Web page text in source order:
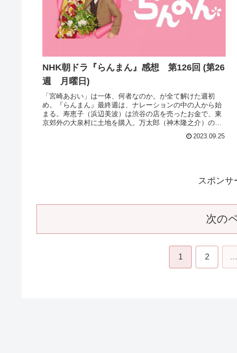
NHK朝ドラ『らんまん』感想 第128回 (第26
週 水曜日)
れだと思っている風潮が現代にもあって。しかし、謙遜す
べきではないほどの努力や能力でその位置にいる人はたく
さんおられる。それを辞退することは、もう謙遜ではな
く、教育への期待や応援を裏切ること...
2023年上期朝ドラ「らんまん」感想
NHK朝ドラ『らんまん』感想 第126回 (第26
め。『らんまん』最終週は、ナレーションの中の人から始
まる。寿恵子（浜辺美波）は渋谷の店を売ったお金で、東
京郊外の大泉村に土地を購入。万太郎（神木隆之介）の夢